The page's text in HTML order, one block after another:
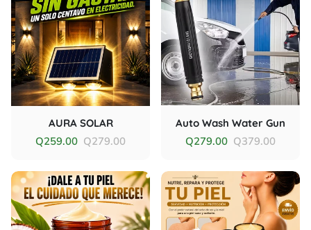
AURA SOLAR
Q259.00 Q279.00
Auto Wash Water Gun
Q279.00 Q379.00